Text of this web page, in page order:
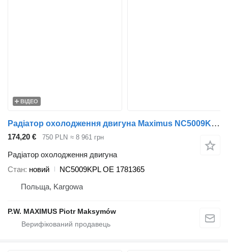
ВІДЕО
Радіатор охолодження двигуна Maximus NC5009KPL до вантажівки Scania P G R T 2010
174,20 € 750 PLN ≈ 8 961 грн
Радіатор охолодження двигуна
Стан новий
NC5009KPL OE 1781365
Польща, Kargowa
P.W. MAXIMUS Piotr Maksymów